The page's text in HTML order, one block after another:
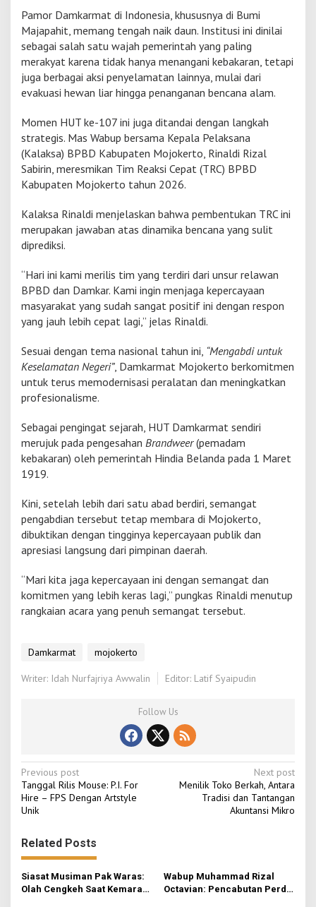
Pamor Damkarmat di Indonesia, khususnya di Bumi
Majapahit, memang tengah naik daun. Institusi ini dinilai
sebagai salah satu wajah pemerintah yang paling
merakyat karena tidak hanya menangani kebakaran, tetapi
juga berbagai aksi penyelamatan lainnya, mulai dari
evakuasi hewan liar hingga penanganan bencana alam.
Momen HUT ke-107 ini juga ditandai dengan langkah
strategis. Mas Wabup bersama Kepala Pelaksana
(Kalaksa) BPBD Kabupaten Mojokerto, Rinaldi Rizal
Sabirin, meresmikan Tim Reaksi Cepat (TRC) BPBD
Kabupaten Mojokerto tahun 2026.
Kalaksa Rinaldi menjelaskan bahwa pembentukan TRC ini
merupakan jawaban atas dinamika bencana yang sulit
diprediksi.
“Hari ini kami merilis tim yang terdiri dari unsur relawan
BPBD dan Damkar. Kami ingin menjaga kepercayaan
masyarakat yang sudah sangat positif ini dengan respon
yang jauh lebih cepat lagi,” jelas Rinaldi.
Sesuai dengan tema nasional tahun ini, “Mengabdi untuk
Keselamatan Negeri”, Damkarmat Mojokerto berkomitmen
untuk terus memodernisasi peralatan dan meningkatkan
profesionalisme.
Sebagai pengingat sejarah, HUT Damkarmat sendiri
merujuk pada pengesahan Brandweer(pemadam
kebakaran) oleh pemerintah Hindia Belanda pada 1 Maret
1919.
Kini, setelah lebih dari satu abad berdiri, semangat
pengabdian tersebut tetap membara di Mojokerto,
dibuktikan dengan tingginya kepercayaan publik dan
apresiasi langsung dari pimpinan daerah.
“Mari kita jaga kepercayaan ini dengan semangat dan
komitmen yang lebih keras lagi,” pungkas Rinaldi menutup
rangkaian acara yang penuh semangat tersebut.
Damkarmat mojokerto
Writer: Idah Nurfajriya Awwalin Editor: Latif Syaipudin
Follow Us
P
o
s
t
n
a
v
Previous post
Tanggal Rilis Mouse: P.I. For
Hire – FPS Dengan Artstyle
Unik
Next post
Menilik Toko Berkah, Antara
Tradisi dan Tantangan
Akuntansi Mikro
Related Posts
Siasat Musiman Pak Waras:
Olah Cengkeh Saat Kemarau,
Wabup Muhammad Rizal
Octavian: Pencabutan Perda